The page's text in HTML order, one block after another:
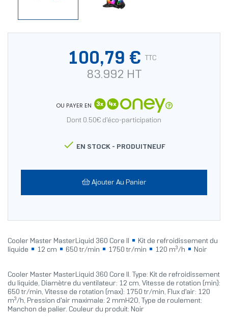
100,79 € TTC
83.992 HT
OU PAYER EN
Dont 0.50€ d'éco-participation
 EN STOCK - PRODUITNEUF
Ajouter Au Panier
Cooler Master MasterLiquid 360 Core II
Kit de refroidissement du
liquide
12 cm 650 tr/min 1750 tr/min 120 m³/h Noir
Cooler Master MasterLiquid 360 Core II. Type: Kit de refroidissement
du liquide, Diamètre du ventilateur: 12 cm, Vitesse de rotation (min):
650 tr/min, Vitesse de rotation (max): 1750 tr/min, Flux d'air: 120
m³/h, Pression d'air maximale: 2 mmH2O, Type de roulement:
Manchon de palier. Couleur du produit: Noir